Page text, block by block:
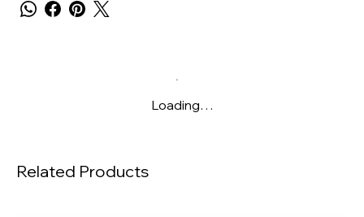
Loading…
Related Products